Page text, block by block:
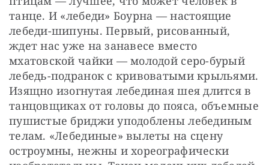
танце. И «лебеди» Боурна — настоящие
лебеди-шипуны. Первый, рисованный,
ждет нас уже на занавесе вместо
мхатовской чайки — молодой серо-бурый
лебедь-подранок с кривоватыми крыльями.
Изящно изогнутая лебединая шея длится в
танцовщиках от головы до пояса, объемные
пушистые бриджи уподоблены лебединым
телам. «Лебединые» вылеты на сцену
остроумны, нежны и хореографически